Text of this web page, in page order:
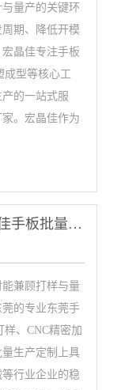
量产的关键环
期、降低开模
晶佳专注手板
成型等核心工
的一站式服
。宏晶佳作为
东莞手板厂-注塑成型加工 宏晶佳手板批量生产定制
兼顾打样与量
的专业东莞手
、CNC精密加
生产定制上具
行业企业的稳